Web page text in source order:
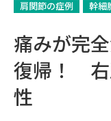
肩関節の症例 幹細
痛みが完
復帰！
性